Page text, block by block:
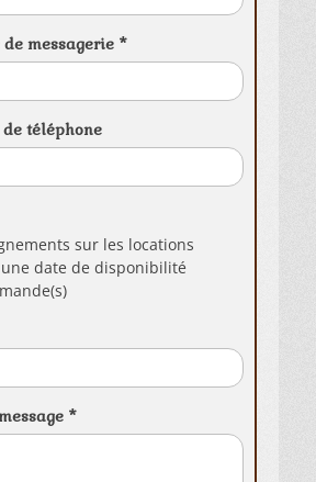
messagerie *
téléphone
sur les locations
date de disponibilité
*